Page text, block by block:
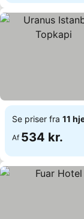
Se priser fra 11
Af 534 kr.